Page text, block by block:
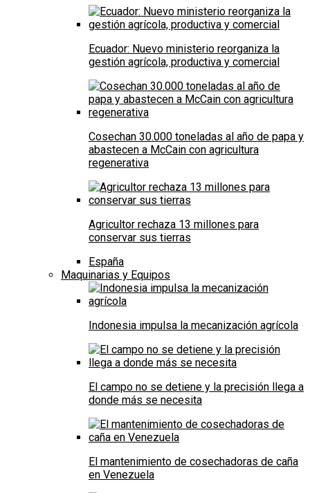
Ecuador: Nuevo ministerio reorganiza la
gestión agrícola, productiva y comercial
Cosechan 30.000 toneladas al año de papa y
abastecen a McCain con agricultura
regenerativa
Agricultor rechaza 13 millones para
conservar sus tierras
España
Maquinarias y Equipos
Indonesia impulsa la mecanización agrícola
El campo no se detiene y la precisión llega a
donde más se necesita
El mantenimiento de cosechadoras de caña
en Venezuela